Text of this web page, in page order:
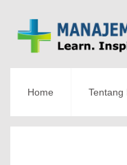
Home Tentang